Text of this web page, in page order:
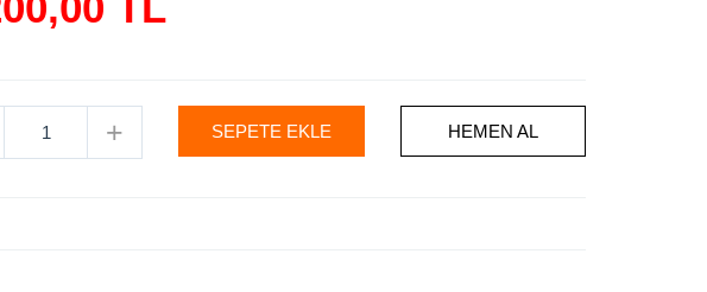
+ SEPETE EKLE HEMEN AL